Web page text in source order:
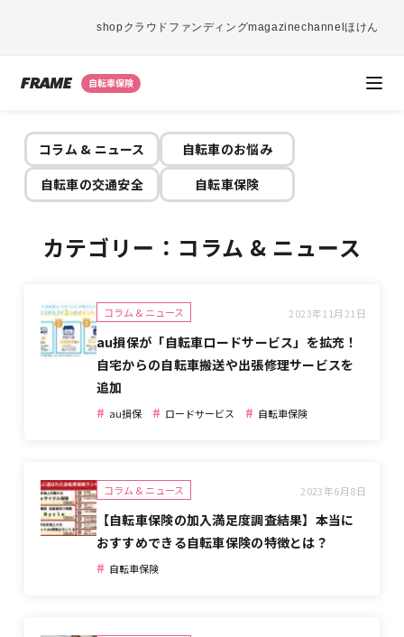
shopクラウドファンディングmagazinechannelほけん
コラム & ニュース
自転車のお悩み
自転車の交通安全
自転車保険
カテゴリー： コラム & ニュース
コラム & ニュース 2023年11月21日
au損保が「自転車ロードサービス」を拡充！
自宅からの自転車搬送や出張修理サービスを
追加
# au損保 # ロードサービス # 自転車保険
コラム & ニュース 2023年6月8日
【自転車保険の加入満足度調査結果】本当に
おすすめできる自転車保険の特徴とは？
# 自転車保険